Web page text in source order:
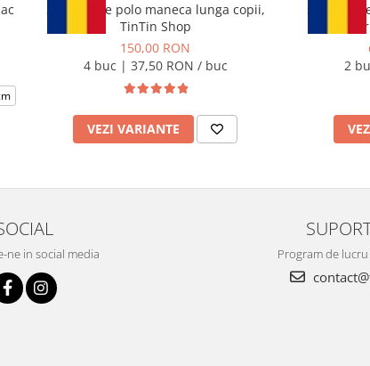
Set 4 Bluze polo maneca lunga copii,
TinTin Shop
150,00 RON
4 buc | 37,50 RON / buc
VEZI VARIANTE
Set 2
2
ne in social media Program de lucru